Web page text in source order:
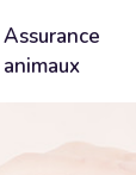
Assurance
animaux